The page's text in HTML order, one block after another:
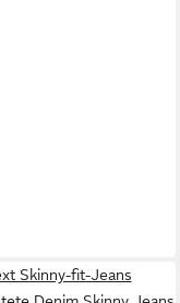
Skinny-fit-Jeans